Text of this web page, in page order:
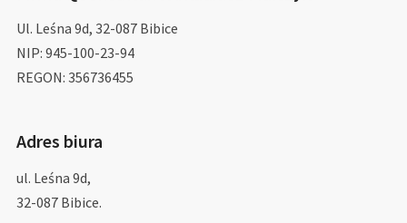
Ul. Leśna 9d, 32-087 Bibice
NIP: 945-100-23-94
REGON: 356736455
Adres biura
ul. Leśna 9d,
32-087 Bibice.